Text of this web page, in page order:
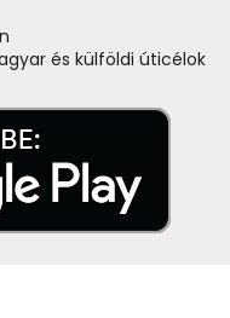
és külföldi úticélok